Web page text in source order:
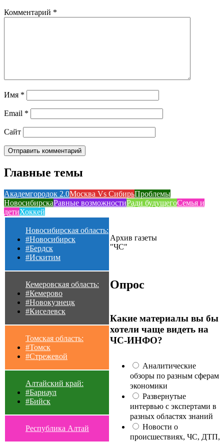
Комментарий *
Имя *
Email *
Сайт
Главные темы
Академгородок 2.0Москва Vs СибирьПроблемы
НовосибирскаРавные возможностиРади будущегоСемья и
детиХоккей
Новосибирская область:
#Новосибирск
#Бердск
#Искитим
Кемеровская область:
#Кемерово
#Новокузнецк
#Киселевск
Томская область:
#Томск
#Стрежевой
Алтайский край:
#Барнаул
#Бийск
Республика Алтай
Архив газеты
"ЧС"
Опрос
Какие материалы вы бы
хотели чаще видеть на
ЧС-ИНФО?
Аналитические
обзоры по разным сферам
экономики
Развернутые
интервью с экспертами в
разных областях знаний
Новости о
происшествиях, ЧС, ДТП,